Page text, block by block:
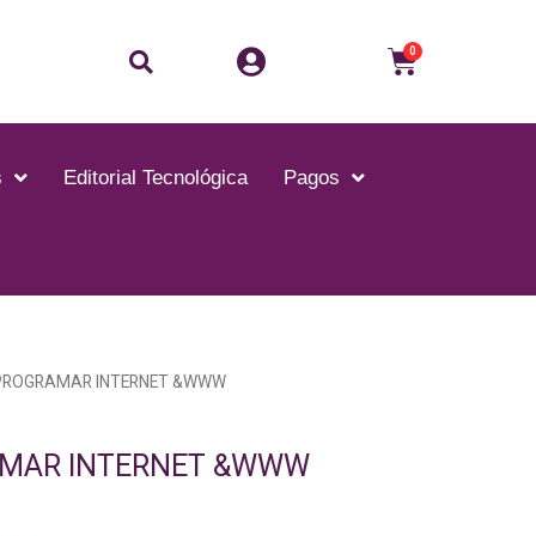
Buscar 0Carrito
Editorial Tecnológica Pagos
INTERNET &WWW
INTERNET &WWW